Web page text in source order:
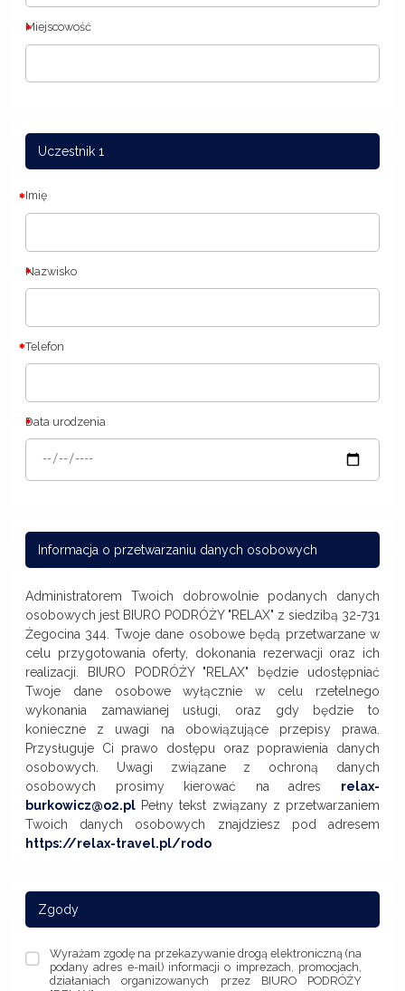
Miejscowość
Uczestnik 1
Imię
Nazwisko
Telefon
Data urodzenia
Informacja o przetwarzaniu danych osobowych
Administratorem Twoich dobrowolnie podanych danych
osobowych jest BIURO PODRÓŻY "RELAX" z siedzibą 32-731
Żegocina 344. Twoje dane osobowe będą przetwarzane w
celu przygotowania oferty, dokonania rezerwacji oraz ich
realizacji. BIURO PODRÓŻY "RELAX" będzie udostępniać
Twoje dane osobowe wyłącznie w celu rzetelnego
wykonania zamawianej usługi, oraz gdy będzie to
konieczne z uwagi na obowiązujące przepisy prawa.
Przysługuje Ci prawo dostępu oraz poprawienia danych
osobowych. Uwagi związane z ochroną danych
osobowych prosimy kierować na adres relax-
burkowicz@o2.pl Pełny tekst związany z przetwarzaniem
Twoich danych osobowych znajdziesz pod adresem
https://relax-travel.pl/rodo
Zgody
Wyrażam zgodę na przekazywanie drogą elektroniczną (na
podany adres e-mail) informacji o imprezach, promocjach,
działaniach organizowanych przez BIURO PODRÓŻY